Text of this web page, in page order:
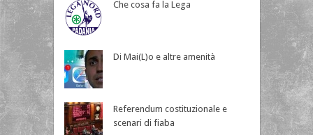
Che cosa fa la Lega
Di Mai(L)o e altre amenità
Referendum costituzionale e
scenari di fiaba